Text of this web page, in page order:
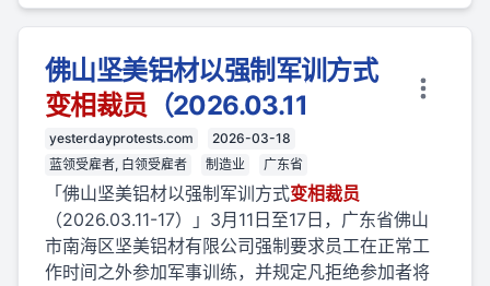
佛山坚美铝材以强制军训方式
变相裁员 （2026.03.11
yesterdayprotests.com
2026-03-18
蓝领受雇者, 白领受雇者
制造业 广东省
「佛山坚美铝材以强制军训方式变相裁员
（2026.03.11-17）」3月11日至17日，广东省佛山
市南海区坚美铝材有限公司强制要求员工在正常工
作时间之外参加军事训练，并规定凡拒绝参加者将